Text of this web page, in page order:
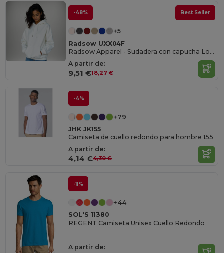
-48% Best Seller
+5
Radsow UXX04F
Radsow Apparel - Sudadera con capucha London para mujer
A partir de:
9,51 €18,27 €
-4%
+79
JHK JK155
Camiseta de cuello redondo para hombre 155
A partir de:
4,14 €4,30 €
-11%
+44
SOL'S 11380
REGENT Camiseta Unisex Cuello Redondo
A partir de: